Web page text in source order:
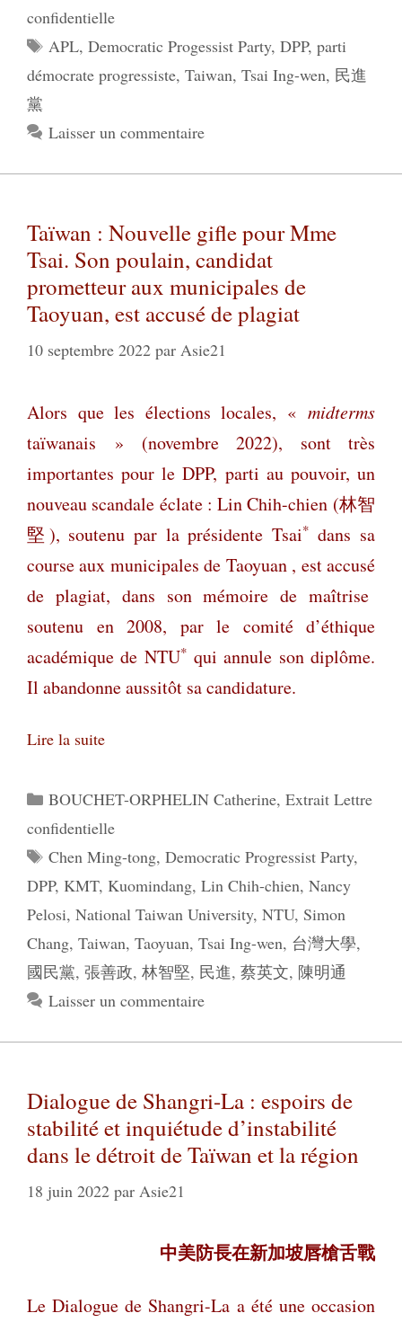
confidentielle
Étiquettes
APL, Democratic Progessist Party, DPP, parti
démocrate progressiste, Taiwan, Tsai Ing-wen, 民進
黨
Laisser un commentaire
Taïwan : Nouvelle gifle pour Mme
Tsai. Son poulain, candidat
prometteur aux municipales de
Taoyuan, est accusé de plagiat
10 septembre 2022 par Asie21
Alors que les élections locales, « midterms
taïwanais » (novembre 2022), sont très
importantes pour le DPP, parti au pouvoir, un
nouveau scandale éclate : Lin Chih-chien (林智
堅 ), soutenu par la présidente Tsai* dans sa
course aux municipales de Taoyuan , est accusé
de plagiat, dans son mémoire de maîtrise
soutenu en 2008, par le comité d’éthique
académique de NTU* qui annule son diplôme.
Il abandonne aussitôt sa candidature.
Lire la suite
Catégories
BOUCHET-ORPHELIN Catherine, Extrait Lettre
confidentielle
Étiquettes
Chen Ming-tong, Democratic Progressist Party,
DPP, KMT, Kuomindang, Lin Chih-chien, Nancy
Pelosi, National Taiwan University, NTU, Simon
Chang, Taiwan, Taoyuan, Tsai Ing-wen, 台灣大學,
國民黨, 張善政, 林智堅, 民進, 蔡英文, 陳明通
Laisser un commentaire
Dialogue de Shangri-La : espoirs de
stabilité et inquiétude d’instabilité
dans le détroit de Taïwan et la région
18 juin 2022 par Asie21
中美防長在新加坡唇槍舌戰
Le Dialogue de Shangri-La a été une occasion